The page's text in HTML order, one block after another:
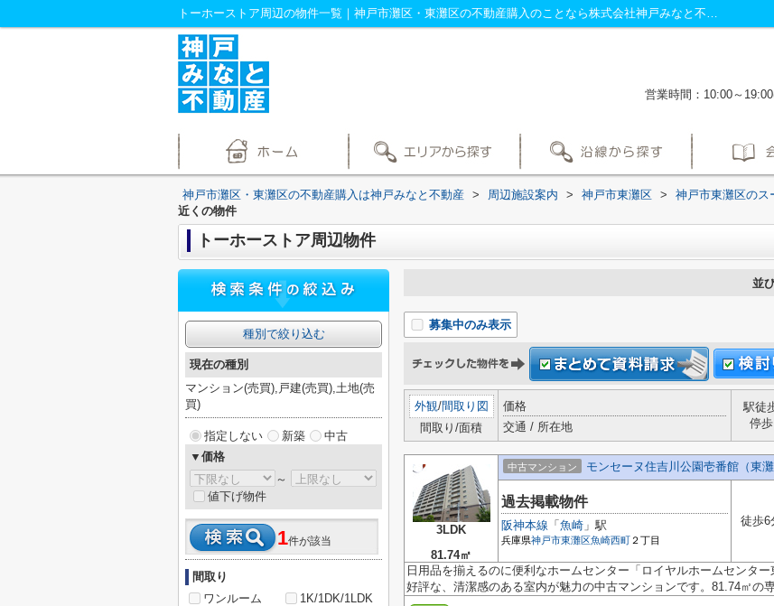
トーホーストア周辺の物件一覧｜神戸市灘区・東灘区の不動産購入のことなら株式会社神戸みなと不動産へ！
営業時間：10:00～
神戸市灘区・東灘区の不動産購入は神戸みなと不動産 > 周辺施設案内 > 神戸市東灘区 > 神戸市東灘区のス
近くの物件
トーホーストア周辺物件
並
募集中のみ表示
外観/間取り図
間取り/面積
価格
交通 / 所在地
駅徒
停歩
3LDK
81.74㎡
中古マンション モンセーヌ住吉川公園壱番館（東
過去掲載物件
阪神本線 「 魚崎 」駅
兵庫県神戸市東灘区魚崎西町 ２丁目
徒歩6
日用品を揃えるのに便利なホームセンター「ロイヤルホームセンタ
好評な、清潔感のある室内が魅力の中古マンションです。81.74㎡の
種別で絞り込む
現在の種別
マンション(売買),戸建(売買),土地(売
買)
指定しない 新築
中古
▼価格
～
値下げ物件
1件が該当
間取り
ワンルーム
1K/1DK/1LDK